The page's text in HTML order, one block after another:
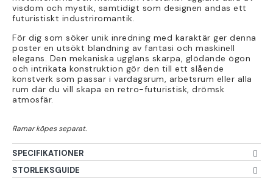
visdom och mystik, samtidigt som designen andas ett
futuristiskt industriromantik.
För dig som söker unik inredning med karaktär ger denna
poster en utsökt blandning av fantasi och maskinell
elegans. Den mekaniska ugglans skarpa, glödande ögon
och intrikata konstruktion gör den till ett slående
konstverk som passar i vardagsrum, arbetsrum eller alla
rum där du vill skapa en retro-futuristisk, drömsk
atmosfär.
SPECIFIKATIONER
STORLEKSGUIDE